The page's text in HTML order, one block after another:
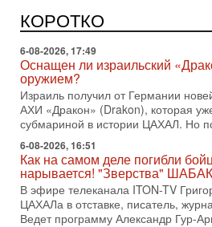
КОРОТКО
еврейский политический альянс?
политическим раскладом сил, если
6-08-2026, 17:49
Оснащен ли израильский
оружием?
Израиль получил от Германии
АХИ «Дракон» (Drakon), которая
субмариной в истории ЦАХАЛ. Но
6-08-2026, 16:51
Как на самом деле погибли
нарывается! "Зверства"
В эфире телеканала ITON-TV
ЦАХАЛа в отставке, писатель,
Ведет программу Александр Гур-